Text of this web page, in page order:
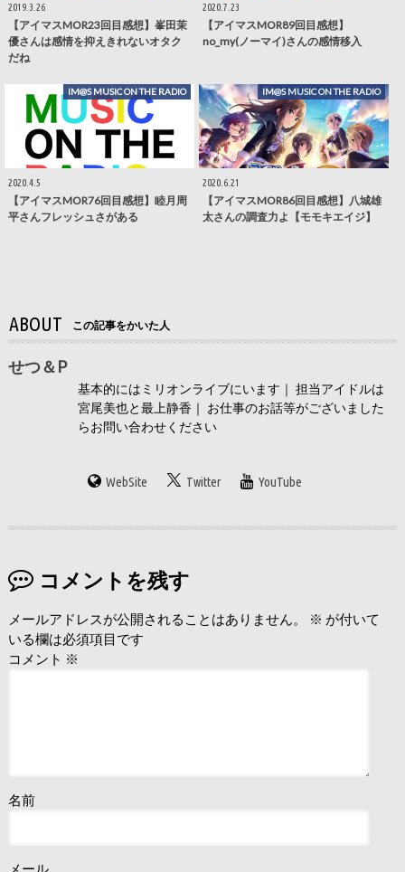
2019.3.26
【アイマスMOR23回目感想】峯田茉
優さんは感情を抑えきれないオタク
だね
2020.7.23
【アイマスMOR89回目感想】
no_my(ノーマイ)さんの感情移入
IM@S MUSIC ON THE RADIO
2020.4.5
【アイマスMOR76回目感想】睦月周
平さんフレッシュさがある
IM@S MUSIC ON THE RADIO
2020.6.21
【アイマスMOR86回目感想】八城雄
太さんの調査力よ【モモキエイジ】
ABOUT この記事をかいた人
せつ＆P
基本的にはミリオンライブにいます｜ 担当アイドルは
宮尾美也と最上静香｜ お仕事のお話等がございました
らお問い合わせください
WebSite Twitter YouTube
コメントを残す
メールアドレスが公開されることはありません。 ※ が付いて
いる欄は必須項目です
コメント ※
名前
メール